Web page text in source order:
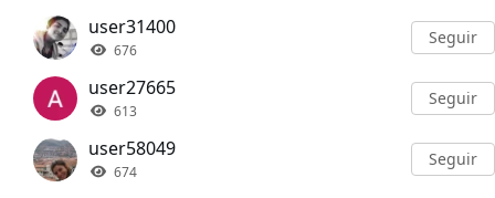
user31400
676
Seguir
user27665
613
Seguir
user58049
674
Seguir